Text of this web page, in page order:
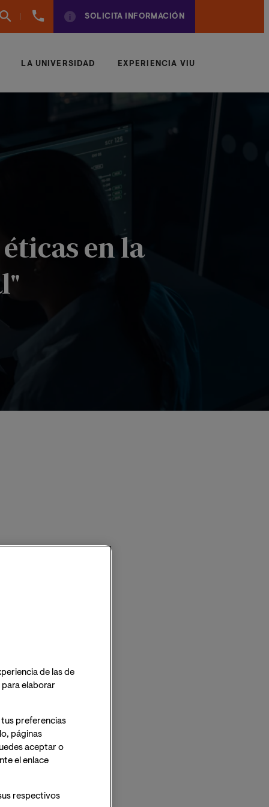
960
SOLICITA INFORMACIÓN
LA UNIVERSIDAD EXPERIENCIA VIU
en la
de las de
elaborar
preferencias
páginas
aceptar o
el enlace
respectivos